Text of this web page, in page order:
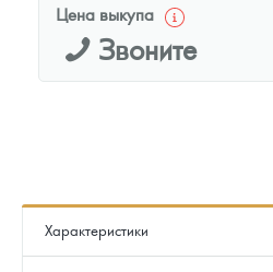
Цена выкупа
Звоните
Характеристики